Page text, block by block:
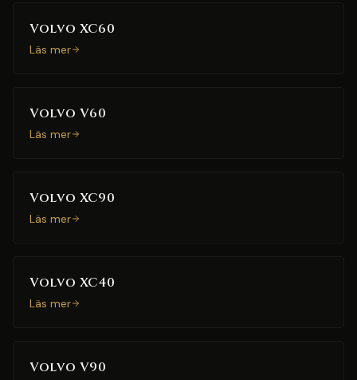
Volvo XC60
Läs mer
Volvo V60
Läs mer
Volvo XC90
Läs mer
Volvo XC40
Läs mer
Volvo V90